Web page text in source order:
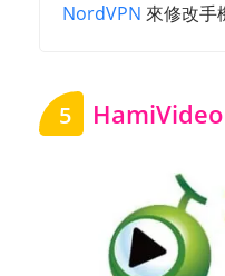
NordVPN 來修改手
5